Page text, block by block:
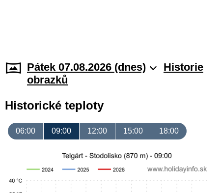
Pátek 07.08.2026 (dnes)
Historie
obrazků
Historické teploty
06:00 09:00 12:00 15:00 18:00